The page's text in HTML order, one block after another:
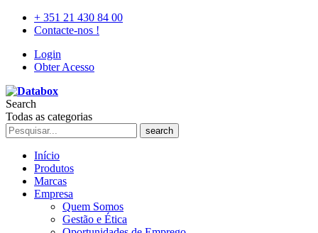
+ 351 21 430 84 00
Contacte-nos !
Login
Obter Acesso
Search
Todas as categorias
search
Início
Produtos
Marcas
Empresa
Quem Somos
Gestão e Ética